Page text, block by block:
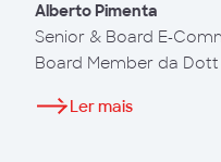
Alberto Pimenta
Senior & Board E-
Board Member da
Ler mais